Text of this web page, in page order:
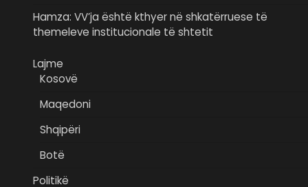
Hamza: VV’ja është kthyer në shkatërruese të
themeleve institucionale të shtetit
Lajme
Kosovë
Maqedoni
Shqipëri
Botë
Politikë